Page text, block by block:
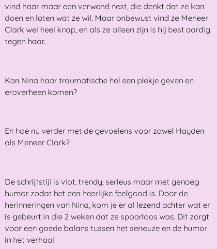
vind haar maar een verwend nest, die denkt dat ze kan
doen en laten wat ze wil. Maar onbewust vind ze Meneer
Clark wel heel knap, en als ze alleen zijn is hij best aardig
tegen haar.
Kan Nina haar traumatische hel een plekje geven en
eroverheen komen?
En hoe nu verder met de gevoelens voor zowel Hayden
als Meneer Clark?
De schrijfstijl is vlot, trendy, serieus maar met genoeg
humor zodat het een heerlijke feelgood is. Door de
herinneringen van Nina, kom je er al lezend achter wat er
is gebeurt in die 2 weken dat ze spoorloos was. Dit zorgt
voor een goede balans tussen het serieuze en de humor
in het verhaal.